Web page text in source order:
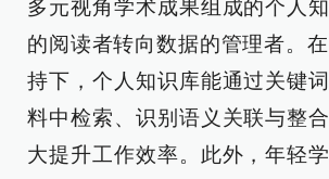
多元视角学术成果组成的个人
的阅读者转向数据的管理者。
持下，个人知识库能通过关键
料中检索、识别语义关联与整
大提升工作效率。此外，年轻